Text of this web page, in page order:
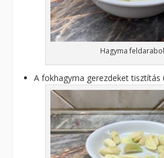
Hagyma
A fokhagyma gerezdeket tisztítás